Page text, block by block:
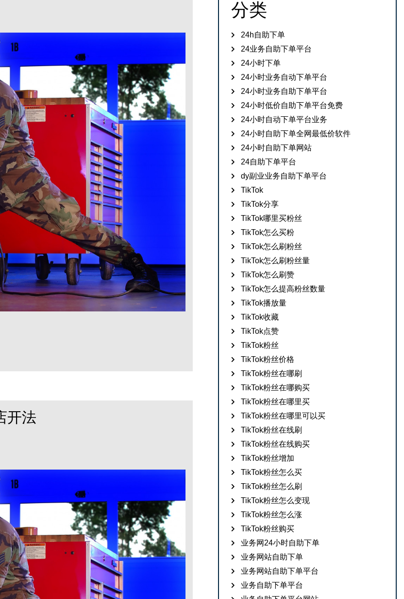
开法
分类
24h自助下单
24业务自助下单平台
24小时下单
24小时业务自动下单平台
24小时业务自助下单平台
24小时低价自助下单平台免费
24小时自动下单平台业务
24小时自助下单全网最低价软件
24小时自助下单网站
24自助下单平台
dy副业业务自助下单平台
TikTok
TikTok分享
TikTok哪里买粉丝
TikTok怎么买粉
TikTok怎么刷粉丝
TikTok怎么刷粉丝量
TikTok怎么刷赞
TikTok怎么提高粉丝数量
TikTok播放量
TikTok收藏
TikTok点赞
TikTok粉丝
TikTok粉丝价格
TikTok粉丝在哪刷
TikTok粉丝在哪购买
TikTok粉丝在哪里买
TikTok粉丝在哪里可以买
TikTok粉丝在线刷
TikTok粉丝在线购买
TikTok粉丝增加
TikTok粉丝怎么买
TikTok粉丝怎么刷
TikTok粉丝怎么变现
TikTok粉丝怎么涨
TikTok粉丝购买
业务网24小时自助下单
业务网站自助下单
业务网站自助下单平台
业务自助下单平台